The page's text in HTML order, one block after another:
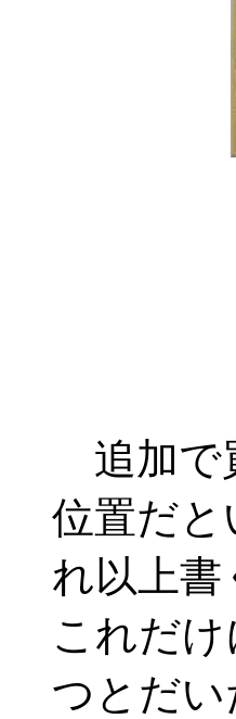
追加で
位置だ
れ以上
これだ
つとだ